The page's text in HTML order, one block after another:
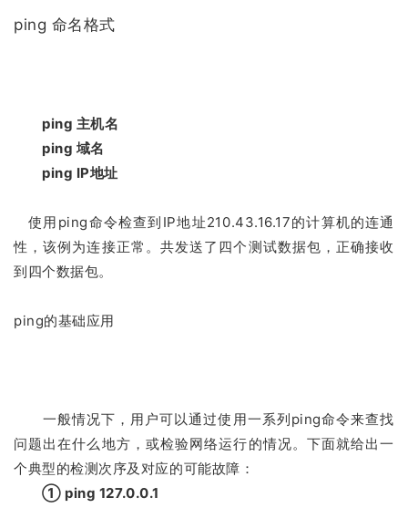
ping 命名格式
ping 主机名
ping 域名
ping IP地址
使用ping命令检查到IP地址210.43.16.17的计算机的连通
性，该例为连接正常。共发送了四个测试数据包，正确接收
到四个数据包。
ping的基础应用
一般情况下，用户可以通过使用一系列ping命令来查找
问题出在什么地方，或检验网络运行的情况。下面就给出一
个典型的检测次序及对应的可能故障：
① ping 127.0.0.1